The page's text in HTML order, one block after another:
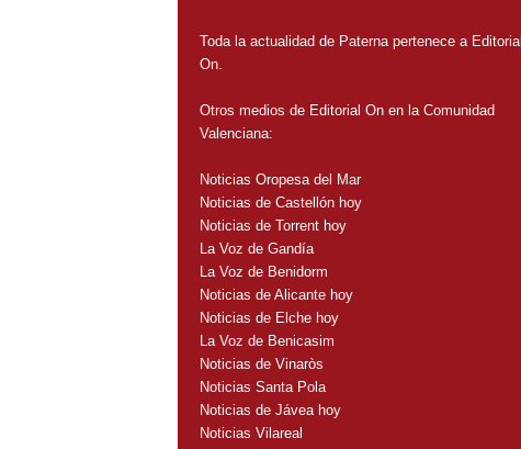
Toda la actualidad de Paterna pertenece a Editorial
On.
Otros medios de Editorial On en la Comunidad
Valenciana:
Noticias Oropesa del Mar
Noticias de Castellón hoy
Noticias de Torrent hoy
La Voz de Gandía
La Voz de Benidorm
Noticias de Alicante hoy
Noticias de Elche hoy
La Voz de Benicasim
Noticias de Vinaròs
Noticias Santa Pola
Noticias de Jávea hoy
Noticias Vilareal